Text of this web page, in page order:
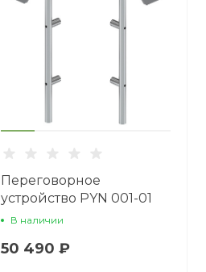
Переговорное
устройство PYN 001-01
В наличии
50 490 ₽